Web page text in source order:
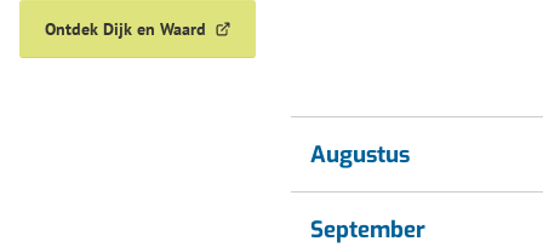
Ontdek Dijk en Waard
(Verwijst
Augustus
September